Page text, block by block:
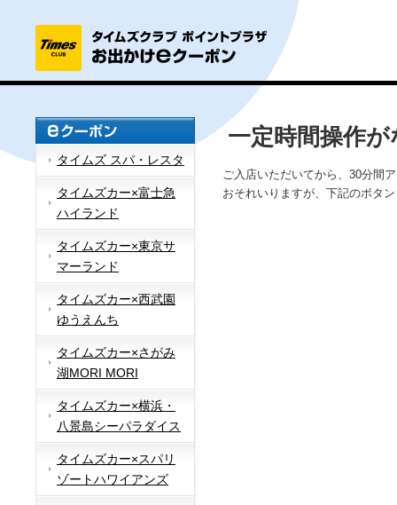
タイムズ スパ・レスタ
タイムズカー×富士急
ハイランド
タイムズカー×東京サ
マーランド
タイムズカー×西武園
ゆうえんち
タイムズカー×さがみ
湖MORI MORI
タイムズカー×横浜・
八景島シーパラダイス
タイムズカー×スパリ
ゾートハワイアンズ
一定時間操作
ご入店いただいてから、30分間
おそれいりますが、下記のボタ